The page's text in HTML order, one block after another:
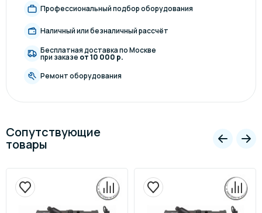
Профессиональный подбор оборудования
Наличный или безналичный рассчёт
Бесплатная доставка по Москве
при заказе от 10 000 р.
Ремонт оборудования
Сопутствующие
товары